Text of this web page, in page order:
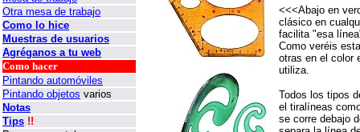
Otra mesa de trabajo
Como lo hice
Muestras de usuarios
Agréganos a tu web
Como hacer
Pintando automóviles
Pintando objetos varios
Notas
Tips !!
<<<Abajo en
clásico en
facilita "esa
Como veréis
otras en el color
utiliza.
Todos los tipos
el tiralíneas
se corre debajo